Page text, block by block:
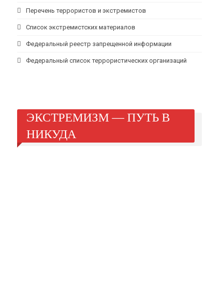
Перечень террористов и экстремистов
Список экстремистских материалов
Федеральный реестр запрещенной информации
Федеральный список террористических организаций
ЭКСТРЕМИЗМ — ПУТЬ В
НИКУДА